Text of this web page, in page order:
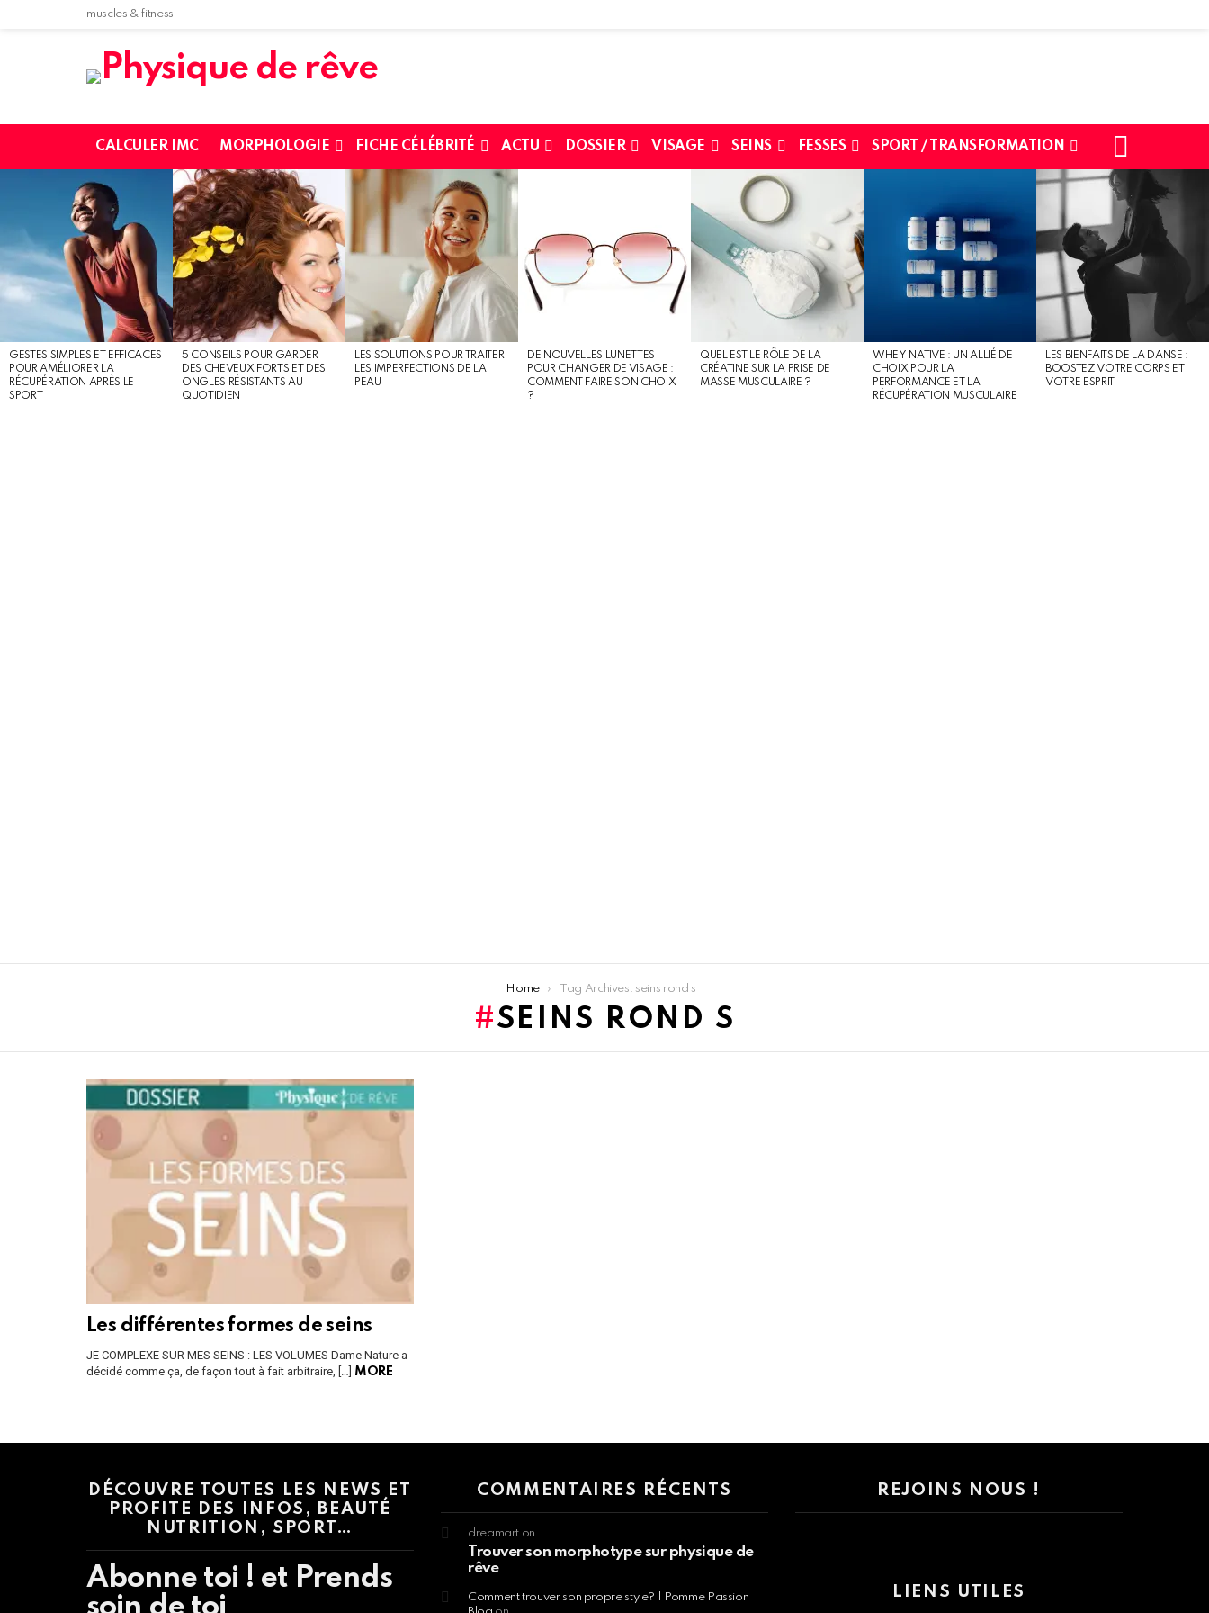
muscles & fitness
CALCULER IMC MORPHOLOGIE FICHE CÉLÉBRITÉ ACTU DOSSIER VISAGE SEINS FESSES SPORT / TRANSFORMATION
GESTES SIMPLES ET EFFICACES
POUR AMÉLIORER LA
RÉCUPÉRATION APRÈS LE
SPORT
5 CONSEILS POUR GARDER
DES CHEVEUX FORTS ET DES
ONGLES RÉSISTANTS AU
QUOTIDIEN
LES SOLUTIONS POUR TRAITER
LES IMPERFECTIONS DE LA
PEAU
DE NOUVELLES LUNETTES
POUR CHANGER DE VISAGE :
COMMENT FAIRE SON CHOIX
?
QUEL EST LE RÔLE DE LA
CRÉATINE SUR LA PRISE DE
MASSE MUSCULAIRE ?
WHEY NATIVE : UN ALLIÉ DE
CHOIX POUR LA
PERFORMANCE ET LA
RÉCUPÉRATION MUSCULAIRE
LES BIENFAITS DE LA DANSE :
BOOSTEZ VOTRE CORPS ET
VOTRE ESPRIT
Home Tag Archives: seins rond s
SEINS ROND S
LATEST
STORIES
Les différentes formes de seins
JE COMPLEXE SUR MES SEINS : LES VOLUMES Dame Nature a
décidé comme ça, de façon tout à fait arbitraire, […] MORE
DÉCOUVRE TOUTES LES NEWS ET
PROFITE DES INFOS, BEAUTÉ
NUTRITION, SPORT…
Abonne toi ! et Prends
COMMENTAIRES RÉCENTS
dreamart on
Trouver son morphotype sur physique de
rêve
Comment trouver son propre style? | Pomme Passion
REJOINS NOUS !
LIENS UTILES